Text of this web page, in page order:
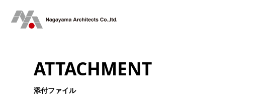
ATTACHMENT
添付ファイル